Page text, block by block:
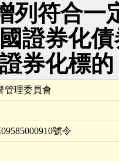
列符合一
證券化
券化標的
管理委員會
號令